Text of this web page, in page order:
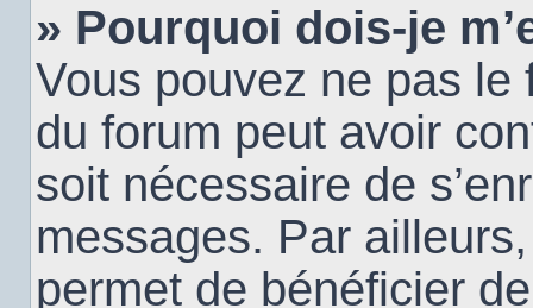
» Pourquoi dois-je
Vous pouvez ne pas le
du forum peut avoir
soit nécessaire de
messages. Par
permet de bénéficier